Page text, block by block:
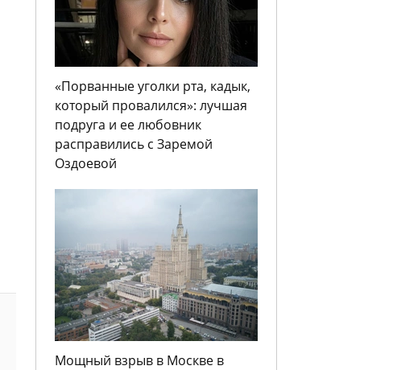
«Порванные уголки рта, кадык,
который провалился»: лучшая
подруга и ее любовник
расправились с Заремой
Оздоевой
Мощный взрыв в Москве в